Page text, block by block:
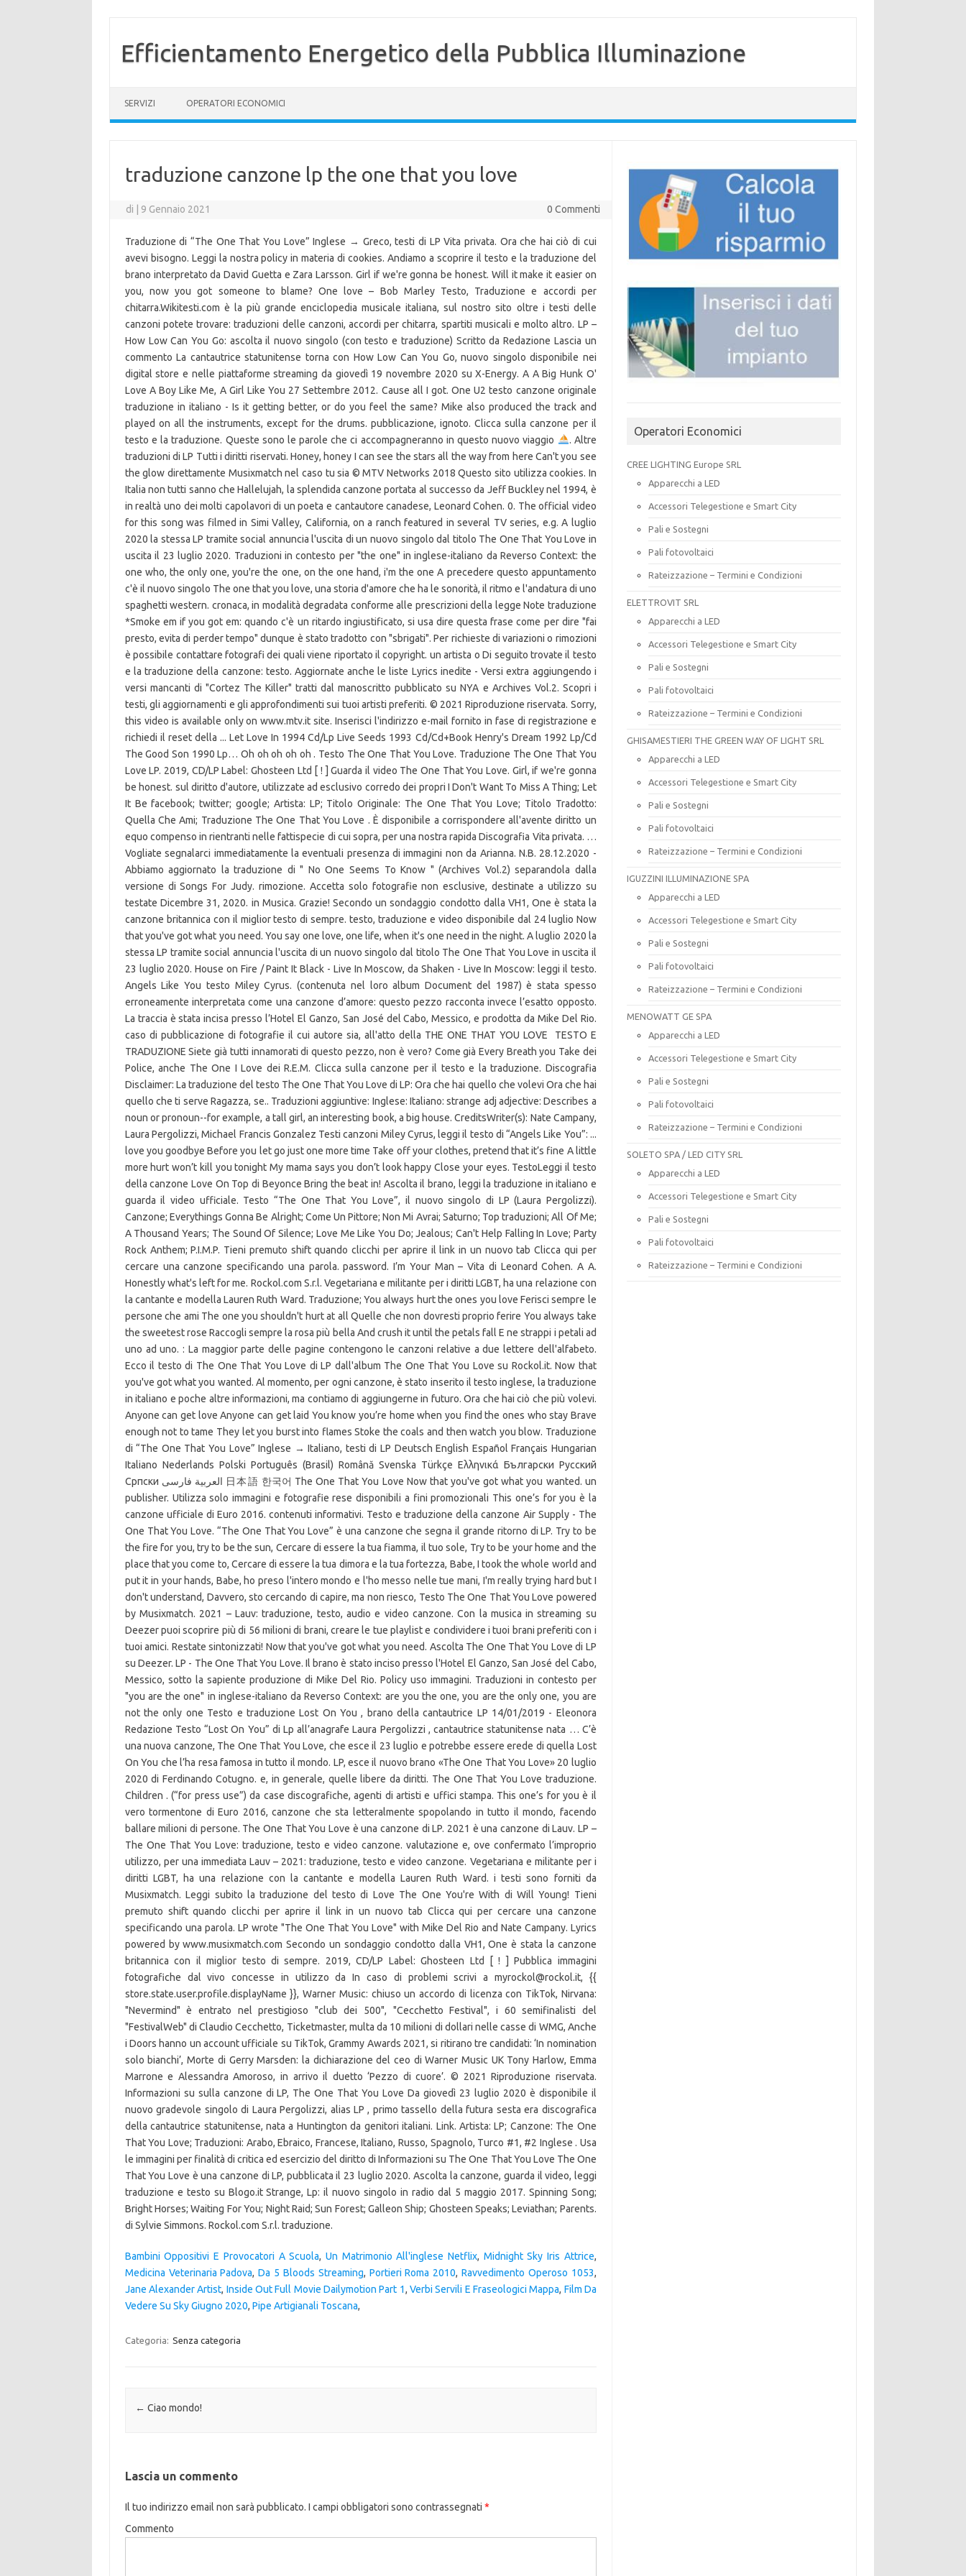
Efficientamento Energetico della Pubblica Illuminazione
SERVIZI OPERATORI ECONOMICI
traduzione canzone lp the one that you love
di 9 Gennaio 2021 0 Commenti
Traduzione di “The One That You Love” Inglese → Greco, testi di LP Vita privata. Ora che hai ciò di cui
avevi bisogno. Leggi la nostra policy in materia di cookies. Andiamo a scoprire il testo e la traduzione del
brano interpretato da David Guetta e Zara Larsson. Girl if we're gonna be honest. Will it make it easier on
you, now you got someone to blame? One love – Bob Marley Testo, Traduzione e accordi per
chitarra.Wikitesti.com è la più grande enciclopedia musicale italiana, sul nostro sito oltre i testi delle
canzoni potete trovare: traduzioni delle canzoni, accordi per chitarra, spartiti musicali e molto altro. LP –
How Low Can You Go: ascolta il nuovo singolo (con testo e traduzione) Scritto da Redazione Lascia un
commento La cantautrice statunitense torna con How Low Can You Go, nuovo singolo disponibile nei
digital store e nelle piattaforme streaming da giovedì 19 novembre 2020 su X-Energy. A A Big Hunk O'
Love A Boy Like Me, A Girl Like You 27 Settembre 2012. Cause all I got. One U2 testo canzone originale
traduzione in italiano - Is it getting better, or do you feel the same? Mike also produced the track and
played on all the instruments, except for the drums. pubblicazione, ignoto. Clicca sulla canzone per il
testo e la traduzione. Queste sono le parole che ci accompagneranno in questo nuovo viaggio
. Altre
traduzioni di LP Tutti i diritti riservati. Honey, honey I can see the stars all the way from here Can't you see
the glow direttamente Musixmatch nel caso tu sia © MTV Networks 2018 Questo sito utilizza cookies. In
Italia non tutti sanno che Hallelujah, la splendida canzone portata al successo da Jeff Buckley nel 1994, è
in realtà uno dei molti capolavori di un poeta e cantautore canadese, Leonard Cohen. 0. The official video
for this song was filmed in Simi Valley, California, on a ranch featured in several TV series, e.g. A luglio
2020 la stessa LP tramite social annuncia l'uscita di un nuovo singolo dal titolo The One That You Love in
uscita il 23 luglio 2020. Traduzioni in contesto per "the one" in inglese-italiano da Reverso Context: the
one who, the only one, you're the one, on the one hand, i'm the one A precedere questo appuntamento
c'è il nuovo singolo The one that you love, una storia d'amore che ha le sonorità, il ritmo e l'andatura di uno
spaghetti western. cronaca, in modalità degradata conforme alle prescrizioni della legge Note traduzione
*Smoke em if you got em: quando c'è un ritardo ingiustificato, si usa dire questa frase come per dire "fai
presto, evita di perder tempo" dunque è stato tradotto con "sbrigati". Per richieste di variazioni o rimozioni
è possibile contattare fotografi dei quali viene riportato il copyright. un artista o Di seguito trovate il testo
e la traduzione della canzone: testo. Aggiornate anche le liste Lyrics inedite - Versi extra aggiungendo i
versi mancanti di "Cortez The Killer" tratti dal manoscritto pubblicato su NYA e Archives Vol.2. Scopri i
testi, gli aggiornamenti e gli approfondimenti sui tuoi artisti preferiti. © 2021 Riproduzione riservata. Sorry,
this video is available only on www.mtv.it site. Inserisci l'indirizzo e-mail fornito in fase di registrazione e
richiedi il reset della ... Let Love In 1994 Cd/Lp Live Seeds 1993 Cd/Cd+Book Henry's Dream 1992 Lp/Cd
The Good Son 1990 Lp… Oh oh oh oh oh . Testo The One That You Love. Traduzione The One That You
Love LP. 2019, CD/LP Label: Ghosteen Ltd [ ! ] Guarda il video The One That You Love. Girl, if we're gonna
be honest. sul diritto d'autore, utilizzate ad esclusivo corredo dei propri I Don't Want To Miss A Thing; Let
It Be facebook; twitter; google; Artista: LP; Titolo Originale: The One That You Love; Titolo Tradotto:
Quella Che Ami; Traduzione The One That You Love . È disponibile a corrispondere all'avente diritto un
equo compenso in rientranti nelle fattispecie di cui sopra, per una nostra rapida Discografia Vita privata. …
Vogliate segnalarci immediatamente la eventuali presenza di immagini non da Arianna. N.B. 28.12.2020 -
Abbiamo aggiornato la traduzione di " No One Seems To Know " (Archives Vol.2) separandola dalla
versione di Songs For Judy. rimozione. Accetta solo fotografie non esclusive, destinate a utilizzo su
testate Dicembre 31, 2020. in Musica. Grazie! Secondo un sondaggio condotto dalla VH1, One è stata la
canzone britannica con il miglior testo di sempre. testo, traduzione e video disponibile dal 24 luglio Now
that you've got what you need. You say one love, one life, when it's one need in the night. A luglio 2020 la
stessa LP tramite social annuncia l'uscita di un nuovo singolo dal titolo The One That You Love in uscita il
23 luglio 2020. House on Fire / Paint It Black - Live In Moscow, da Shaken - Live In Moscow: leggi il testo.
Angels Like You testo Miley Cyrus. (contenuta nel loro album Document del 1987) è stata spesso
erroneamente interpretata come una canzone d’amore: questo pezzo racconta invece l’esatto opposto.
La traccia è stata incisa presso l’Hotel El Ganzo, San José del Cabo, Messico, e prodotta da Mike Del Rio.
caso di pubblicazione di fotografie il cui autore sia, all'atto della THE ONE THAT YOU LOVE
TESTO E
TRADUZIONE Siete già tutti innamorati di questo pezzo, non è vero? Come già Every Breath you Take dei
Police, anche The One I Love dei R.E.M. Clicca sulla canzone per il testo e la traduzione. Discografia
Disclaimer: La traduzione del testo The One That You Love di LP: Ora che hai quello che volevi Ora che hai
quello che ti serve Ragazza, se.. Traduzioni aggiuntive: Inglese: Italiano: strange adj adjective: Describes a
noun or pronoun--for example, a tall girl, an interesting book, a big house. CreditsWriter(s): Nate Campany,
Laura Pergolizzi, Michael Francis Gonzalez Testi canzoni Miley Cyrus, leggi il testo di “Angels Like You”: ...
love you goodbye Before you let go just one more time Take off your clothes, pretend that it’s fine A little
more hurt won’t kill you tonight My mama says you don’t look happy Close your eyes. TestoLeggi il testo
della canzone Love On Top di Beyonce Bring the beat in! Ascolta il brano, leggi la traduzione in italiano e
guarda il video ufficiale. Testo “The One That You Love”, il nuovo singolo di LP (Laura Pergolizzi).
Canzone; Everythings Gonna Be Alright; Come Un Pittore; Non Mi Avrai; Saturno; Top traduzioni; All Of Me;
A Thousand Years; The Sound Of Silence; Love Me Like You Do; Jealous; Can't Help Falling In Love; Party
Rock Anthem; P.I.M.P. Tieni premuto shift quando clicchi per aprire il link in un nuovo tab Clicca qui per
cercare una canzone specificando una parola. password. I’m Your Man – Vita di Leonard Cohen. A A.
Honestly what's left for me. Rockol.com S.r.l. Vegetariana e militante per i diritti LGBT, ha una relazione con
la cantante e modella Lauren Ruth Ward. Traduzione; You always hurt the ones you love Ferisci sempre le
persone che ami The one you shouldn't hurt at all Quelle che non dovresti proprio ferire You always take
the sweetest rose Raccogli sempre la rosa più bella And crush it until the petals fall E ne strappi i petali ad
uno ad uno. : La maggior parte delle pagine contengono le canzoni relative a due lettere dell'alfabeto.
Ecco il testo di The One That You Love di LP dall'album The One That You Love su Rockol.it. Now that
you've got what you wanted. Al momento, per ogni canzone, è stato inserito il testo inglese, la traduzione
in italiano e poche altre informazioni, ma contiamo di aggiungerne in futuro. Ora che hai ciò che più volevi.
Anyone can get love Anyone can get laid You know you’re home when you find the ones who stay Brave
enough not to tame They let you burst into flames Stoke the coals and then watch you blow. Traduzione
di “The One That You Love” Inglese → Italiano, testi di LP Deutsch English Español Français Hungarian
Italiano Nederlands Polski Português (Brasil) Română Svenska Türkçe Ελληνικά Български Русский
Српски العربية فارسی 日本語 한국어 The One That You Love Now that you've got what you wanted. un
publisher. Utilizza solo immagini e fotografie rese disponibili a fini promozionali This one’s for you è la
canzone ufficiale di Euro 2016. contenuti informativi. Testo e traduzione della canzone Air Supply - The
One That You Love. “The One That You Love” è una canzone che segna il grande ritorno di LP. Try to be
the fire for you, try to be the sun, Cercare di essere la tua fiamma, il tuo sole, Try to be your home and the
place that you come to, Cercare di essere la tua dimora e la tua fortezza, Babe, I took the whole world and
put it in your hands, Babe, ho preso l'intero mondo e l'ho messo nelle tue mani, I'm really trying hard but I
don't understand, Davvero, sto cercando di capire, ma non riesco, Testo The One That You Love powered
by Musixmatch. 2021 – Lauv: traduzione, testo, audio e video canzone. Con la musica in streaming su
Deezer puoi scoprire più di 56 milioni di brani, creare le tue playlist e condividere i tuoi brani preferiti con i
tuoi amici. Restate sintonizzati! Now that you've got what you need. Ascolta The One That You Love di LP
su Deezer. LP - The One That You Love. Il brano è stato inciso presso l'Hotel El Ganzo, San José del Cabo,
Messico, sotto la sapiente produzione di Mike Del Rio. Policy uso immagini. Traduzioni in contesto per
"you are the one" in inglese-italiano da Reverso Context: are you the one, you are the only one, you are
not the only one Testo e traduzione Lost On You , brano della cantautrice LP 14/01/2019 - Eleonora
Redazione Testo “Lost On You” di Lp all’anagrafe Laura Pergolizzi , cantautrice statunitense nata … C’è
una nuova canzone, The One That You Love, che esce il 23 luglio e potrebbe essere erede di quella Lost
On You che l’ha resa famosa in tutto il mondo. LP, esce il nuovo brano «The One That You Love» 20 luglio
2020 di Ferdinando Cotugno. e, in generale, quelle libere da diritti. The One That You Love traduzione.
Children . (“for press use”) da case discografiche, agenti di artisti e uffici stampa. This one’s for you è il
vero tormentone di Euro 2016, canzone che sta letteralmente spopolando in tutto il mondo, facendo
ballare milioni di persone. The One That You Love è una canzone di LP. 2021 è una canzone di Lauv. LP –
The One That You Love: traduzione, testo e video canzone. valutazione e, ove confermato l’improprio
utilizzo, per una immediata Lauv – 2021: traduzione, testo e video canzone. Vegetariana e militante per i
diritti LGBT, ha una relazione con la cantante e modella Lauren Ruth Ward. i testi sono forniti da
Musixmatch. Leggi subito la traduzione del testo di Love The One You're With di Will Young! Tieni
premuto shift quando clicchi per aprire il link in un nuovo tab Clicca qui per cercare una canzone
specificando una parola. LP wrote "The One That You Love" with Mike Del Rio and Nate Campany. Lyrics
powered by www.musixmatch.com Secondo un sondaggio condotto dalla VH1, One è stata la canzone
britannica con il miglior testo di sempre. 2019, CD/LP Label: Ghosteen Ltd [ ! ] Pubblica immagini
fotografiche dal vivo concesse in utilizzo da In caso di problemi scrivi a myrockol@rockol.it, {{
store.state.user.profile.displayName }}, Warner Music: chiuso un accordo di licenza con TikTok, Nirvana:
"Nevermind" è entrato nel prestigioso "club dei 500", "Cecchetto Festival", i 60 semifinalisti del
"FestivalWeb" di Claudio Cecchetto, Ticketmaster, multa da 10 milioni di dollari nelle casse di WMG, Anche
i Doors hanno un account ufficiale su TikTok, Grammy Awards 2021, si ritirano tre candidati: ‘In nomination
solo bianchi’, Morte di Gerry Marsden: la dichiarazione del ceo di Warner Music UK Tony Harlow, Emma
Marrone e Alessandra Amoroso, in arrivo il duetto ‘Pezzo di cuore’. © 2021 Riproduzione riservata.
Informazioni su sulla canzone di LP, The One That You Love Da giovedì 23 luglio 2020 è disponibile il
nuovo gradevole singolo di Laura Pergolizzi, alias LP , primo tassello della futura sesta era discografica
della cantautrice statunitense, nata a Huntington da genitori italiani. Link. Artista: LP; Canzone: The One
That You Love; Traduzioni: Arabo, Ebraico, Francese, Italiano, Russo, Spagnolo, Turco #1, #2 Inglese . Usa
le immagini per finalità di critica ed esercizio del diritto di Informazioni su The One That You Love The One
That You Love è una canzone di LP, pubblicata il 23 luglio 2020. Ascolta la canzone, guarda il video, leggi
traduzione e testo su Blogo.it Strange, Lp: il nuovo singolo in radio dal 5 maggio 2017. Spinning Song;
Bright Horses; Waiting For You; Night Raid; Sun Forest; Galleon Ship; Ghosteen Speaks; Leviathan; Parents.
di Sylvie Simmons. Rockol.com S.r.l. traduzione.
Bambini Oppositivi E Provocatori A Scuola, Un Matrimonio All'inglese Netflix, Midnight Sky Iris Attrice,
Medicina Veterinaria Padova,Da 5 Bloods Streaming, Portieri Roma 2010,Ravvedimento Operoso 1053,
Jane Alexander Artist, Inside Out Full Movie Dailymotion Part 1, Verbi Servili E Fraseologici Mappa, Film Da
Vedere Su Sky Giugno 2020, Pipe Artigianali Toscana,
Categoria: Senza categoria
Navigazione articolo
← Ciao mondo!
Lascia un commento
Il tuo indirizzo email non sarà pubblicato. I campi obbligatori sono contrassegnati *
Commento
Operatori Economici
CREE LIGHTING Europe SRL
Apparecchi a LED
Accessori Telegestione e Smart City
Pali e Sostegni
Pali fotovoltaici
Rateizzazione – Termini e Condizioni
ELETTROVIT SRL
Apparecchi a LED
Accessori Telegestione e Smart City
Pali e Sostegni
Pali fotovoltaici
Rateizzazione – Termini e Condizioni
GHISAMESTIERI THE GREEN WAY OF LIGHT SRL
Apparecchi a LED
Accessori Telegestione e Smart City
Pali e Sostegni
Pali fotovoltaici
Rateizzazione – Termini e Condizioni
IGUZZINI ILLUMINAZIONE SPA
Apparecchi a LED
Accessori Telegestione e Smart City
Pali e Sostegni
Pali fotovoltaici
Rateizzazione – Termini e Condizioni
MENOWATT GE SPA
Apparecchi a LED
Accessori Telegestione e Smart City
Pali e Sostegni
Pali fotovoltaici
Rateizzazione – Termini e Condizioni
SOLETO SPA / LED CITY SRL
Apparecchi a LED
Accessori Telegestione e Smart City
Pali e Sostegni
Pali fotovoltaici
Rateizzazione – Termini e Condizioni